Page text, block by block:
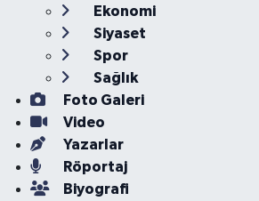
Ekonomi
Siyaset
Spor
Sağlık
Foto Galeri
Video
Yazarlar
Röportaj
Biyografi